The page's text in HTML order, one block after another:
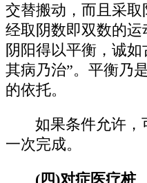
交替搬动，而且采
经取阴数即双数的
阴阳得以平衡，诚如
其病乃治”。平衡乃
的依托。
如果条件允许，
一次完成。
(四)对症医疗桩